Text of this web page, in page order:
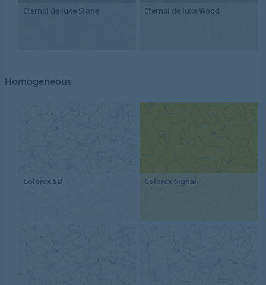
Eternal de luxe Stone Eternal de luxe Wood
Homogeneous
Colorex SD Colorex Signal